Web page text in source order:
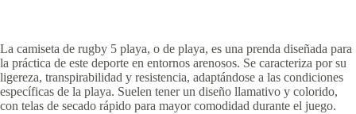
La camiseta de rugby 5 playa, o de playa, es una prenda diseñada para
la práctica de este deporte en entornos arenosos. Se caracteriza por su
ligereza, transpirabilidad y resistencia, adaptándose a las condiciones
específicas de la playa. Suelen tener un diseño llamativo y colorido,
con telas de secado rápido para mayor comodidad durante el juego.